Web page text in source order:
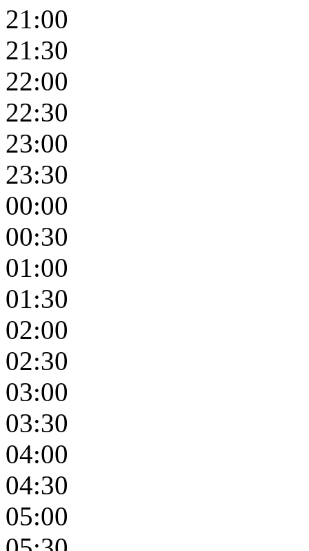
21:00
21:30
22:00
22:30
23:00
23:30
00:00
00:30
01:00
01:30
02:00
02:30
03:00
03:30
04:00
04:30
05:00